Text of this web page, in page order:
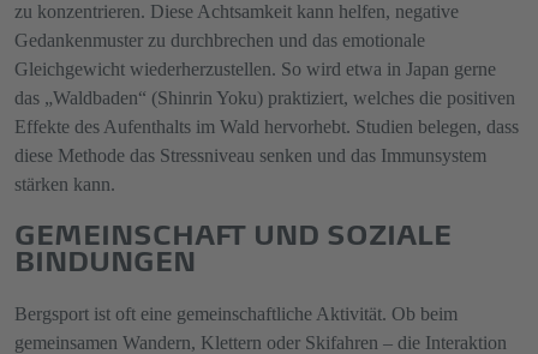
zu konzentrieren. Diese Achtsamkeit kann helfen, negative
Gedankenmuster zu durchbrechen und das emotionale
Gleichgewicht wiederherzustellen. So wird etwa in Japan gerne
das „Waldbaden“ (Shinrin Yoku) praktiziert, welches die positiven
Effekte des Aufenthalts im Wald hervorhebt. Studien belegen, dass
diese Methode das Stressniveau senken und das Immunsystem
stärken kann.
GEMEINSCHAFT UND SOZIALE
BINDUNGEN
Bergsport ist oft eine gemeinschaftliche Aktivität. Ob beim
gemeinsamen Wandern, Klettern oder Skifahren – die Interaktion